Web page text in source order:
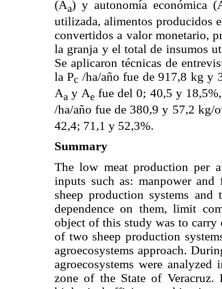
(Aa) y autonomía económica
utilizada, alimentos producidos
convertidos a valor monetario,
la granja y el total de insumos
Se aplicaron técnicas de
la Pc /ha/año fue de 917,8 kg y
Aa y Aefue del 0; 40,5 y 18,5%,
/ha/año fue de 380,9 y 57,2 kg/
42,4; 71,1 y 52,3%.
Summary
The low meat production per
inputs such as: manpower
sheep production systems
dependence on them, limit
object of this study was to
of two sheep production
agroecosystems approach.
agroecosystems were
zone of the State of Veracruz.